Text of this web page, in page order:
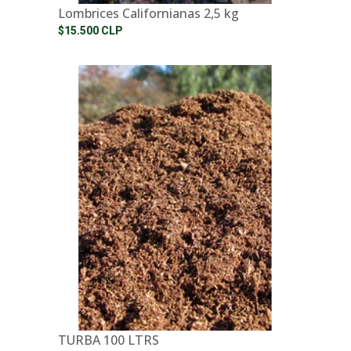
Lombrices Californianas 2,5 kg
$15.500 CLP
TURBA 100 LTRS